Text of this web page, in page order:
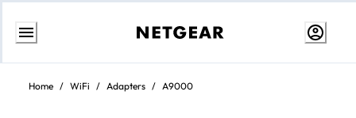
Aller
contenu
Home / WiFi / Adapters / A9000